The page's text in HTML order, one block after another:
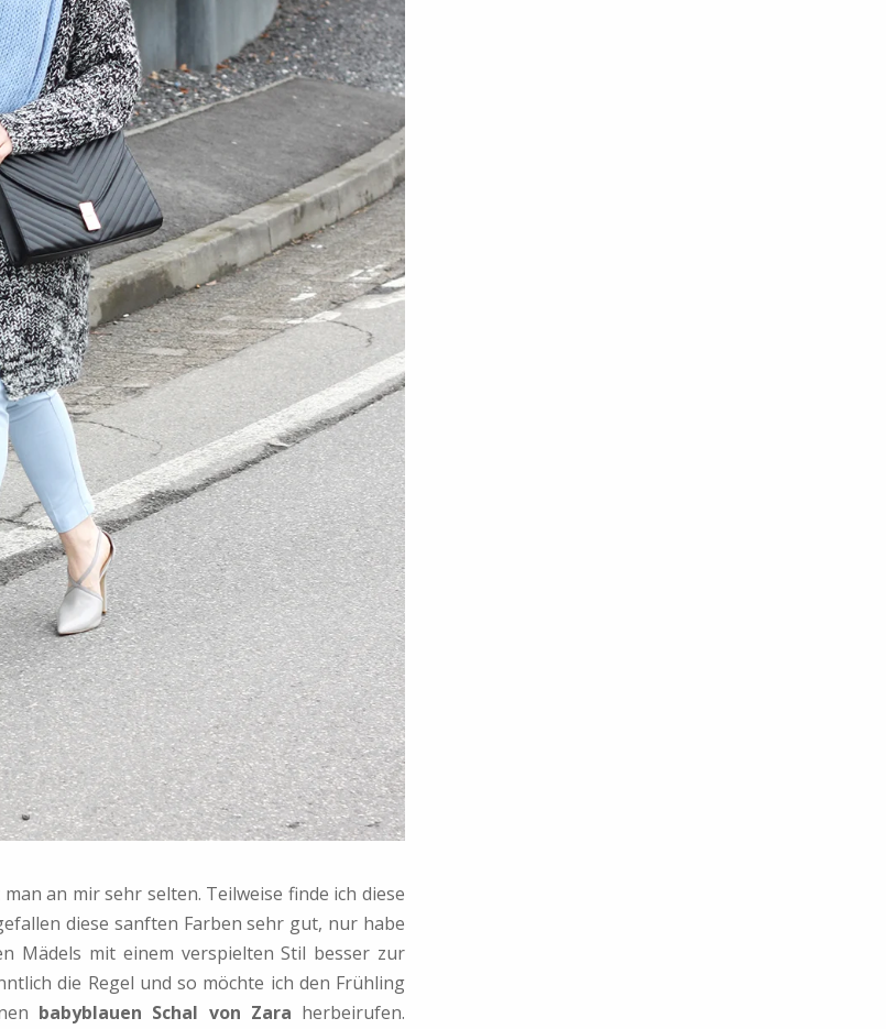
an mir sehr selten. Teilweise finde ich diese
diese sanften Farben sehr gut, nur habe
Mädels mit einem verspielten Stil besser zur
die Regel und so möchte ich den Frühling
babyblauen Schal von Zara herbeirufen.